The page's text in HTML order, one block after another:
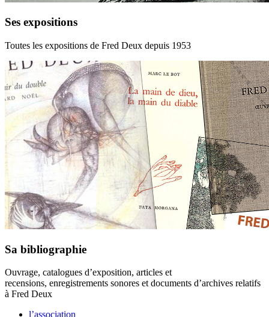
Ses expositions
Toutes les expositions de Fred Deux depuis 1953
Sa bibliographie
Ouvrage, catalogues d’exposition, articles et
recensions, enregistrements sonores et documents d’archives relatifs
à Fred Deux
l’association